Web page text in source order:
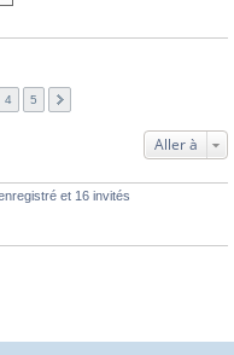
4 5
Aller à
et 16 invités